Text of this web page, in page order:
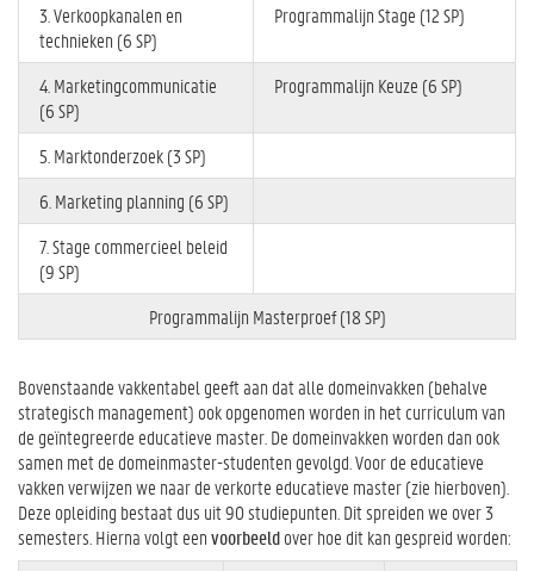
3. Verkoopkanalen en
technieken (6 SP)
Programmalijn Stage (12 SP)
4. Marketingcommunicatie
(6 SP)
Programmalijn Keuze (6 SP)
5. Marktonderzoek (3 SP)
6. Marketing planning (6 SP)
7. Stage commercieel beleid
(9 SP)
Programmalijn Masterproef (18 SP)
Bovenstaande vakkentabel geeft aan dat alle domeinvakken (behalve
strategisch management) ook opgenomen worden in het curriculum van
de geïntegreerde educatieve master. De domeinvakken worden dan ook
samen met de domeinmaster-studenten gevolgd. Voor de educatieve
vakken verwijzen we naar de verkorte educatieve master (zie hierboven).
Deze opleiding bestaat dus uit 90 studiepunten. Dit spreiden we over 3
semesters. Hierna volgt eenvoorbeeldover hoe dit kan gespreid worden: